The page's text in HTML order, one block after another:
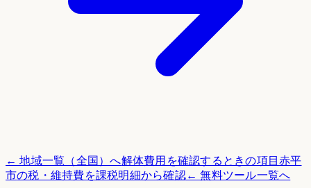
← 地域一覧（全国）へ解体費用を確認するときの項目赤平
市の税・維持費を課税明細から確認← 無料ツール一覧へ